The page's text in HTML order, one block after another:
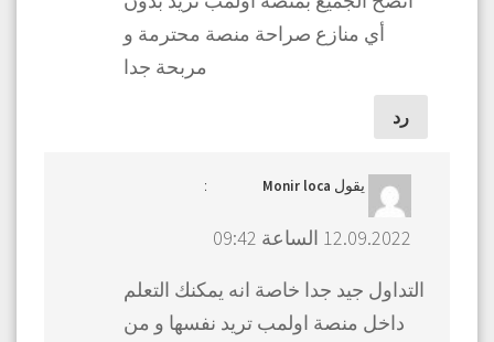
أي منازع صراحة منصة محترمة و
مربحة جدا
رد
يقول Monir loca
:
12.09.2022 الساعة 09:42
التداول جيد جدا خاصة انه يمكنك التعلم
داخل منصة اولمب تريد نفسها و من